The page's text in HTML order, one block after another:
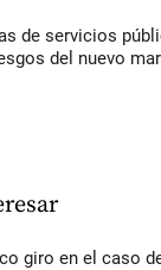
de servicios
del nuevo
giro en el caso